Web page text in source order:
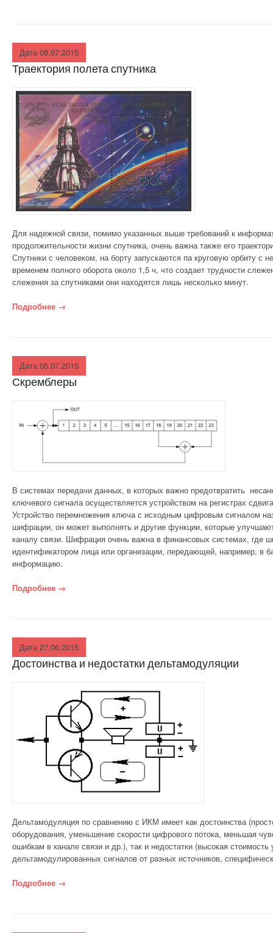
Дата 08.07.2015
Траектория полета спутника
Для надежной связи, помимо указанных выше требований к
продолжительности жизни спутника, очень важна также его
Спутники с человеком, на борту запускаются па круговую орбиту с
временем полного оборота около 1,5 ч, что создает трудности
слежения за спутниками они находятся лишь несколько минут.
Подробнее «Траектория полета спутника»
→
Дата 05.07.2015
Скремблеры
В системах передачи данных, в которых важно предотвратить
ключевого сигнала осуществляется устройством на регистрах
Устройство перемножения ключа с исходным цифровым сигналом
шифрации, он может выполнять и другие функции, которые
каналу связи. Шифрация очень важна в финансовых системах, где
идентификатором лица или организации, передающей, например, в
информацию.
Подробнее «Скремблеры»
→
Дата 27.06.2015
Достоинства и недостатки дельтамодуляции
Дельтамодуляция по сравнению с ИКМ имеет как достоинства
оборудования, уменьшение скорости цифрового потока, меньшая
ошибкам в канале связи и др.), так и недостатки (высокая стоимость
дельтамодулированных сигналов от разных источников,
Подробнее «Достоинства и недостатки дельтамодуляции»
→